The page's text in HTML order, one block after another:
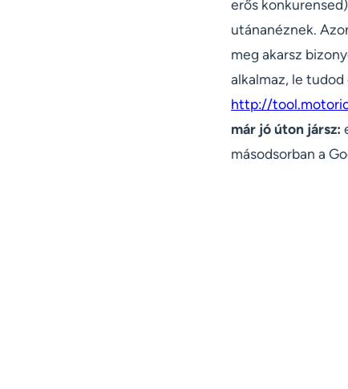
erős
utánanéznek.
meg akarsz
alkalmaz, le
http://
már jó úton jársz:
másodsorban a